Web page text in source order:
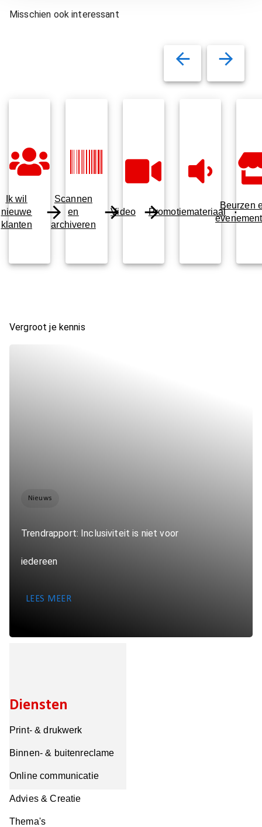
Misschien ook interessant
Ik wil
nieuwe
klanten
Scannen
en
archiveren
Video Promotiemateriaal
Beurzen
Vergroot je kennis
Nieuws
Trendrapport: Inclusiviteit is niet voor
iedereen
LEES MEER
Diensten
Print- & drukwerk
Binnen- & buitenreclame
Online communicatie
Advies & Creatie
Thema's